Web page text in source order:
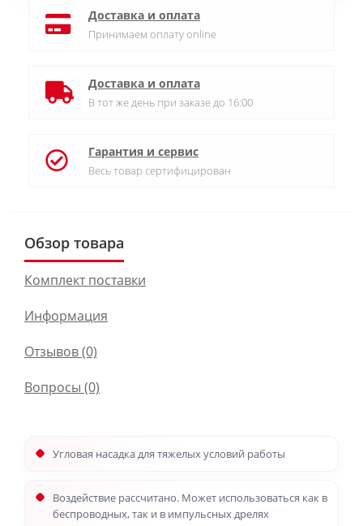
Доставка и оплата
Принимаем оплату online
Доставка и оплата
В тот же день при заказе до 16:00
Гарантия и сервис
Весь товар сертифицирован
Обзор товара
Комплект поставки
Информация
Отзывов (0)
Вопросы (0)
Угловая насадка для тяжелых условий работы
Воздействие рассчитано. Может использоваться как в
беспроводных, так и в импульсных дрелях